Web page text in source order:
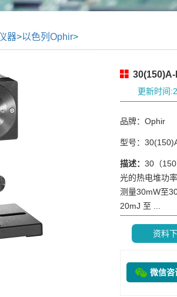
器>以色列Ophir>
更新时间
品牌：Ophir
型号：
描述：30（
光的热电堆功
测量30mW至
20mJ 至 ...
资料
微信咨